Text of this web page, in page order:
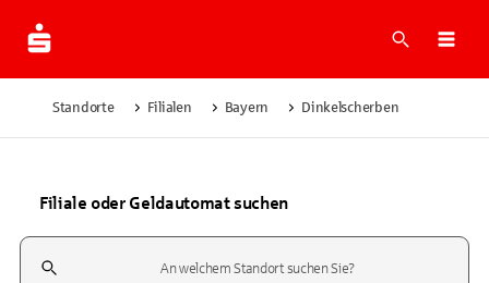
Suche
Standorte Filialen Bayern Dinkelscherben
Filiale oder Geldautomat suchen
Suchfeld